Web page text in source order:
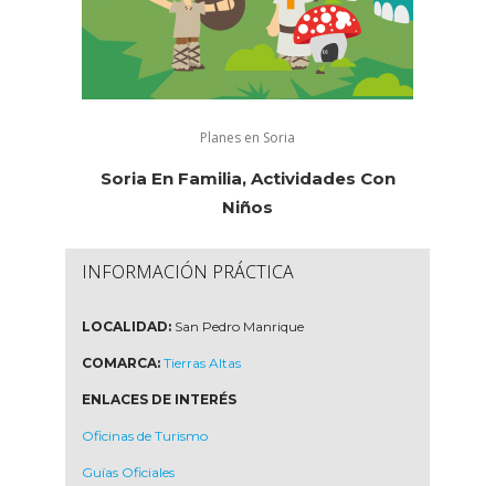
Planes en Soria
Soria En Familia, Actividades Con
Niños
INFORMACIÓN PRÁCTICA
LOCALIDAD: San Pedro Manrique
COMARCA: Tierras Altas
ENLACES DE INTERÉS
Oficinas de Turismo
Guías Oficiales